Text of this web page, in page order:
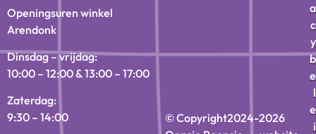
Openingsuren winkel
Arendonk
Dinsdag – vrijdag:
10:00 – 12:00 & 13:00 – 17:00
Zaterdag:
9:30 – 14:00
© Copyright2024-2026
a
c
y
b
e
l
e
i